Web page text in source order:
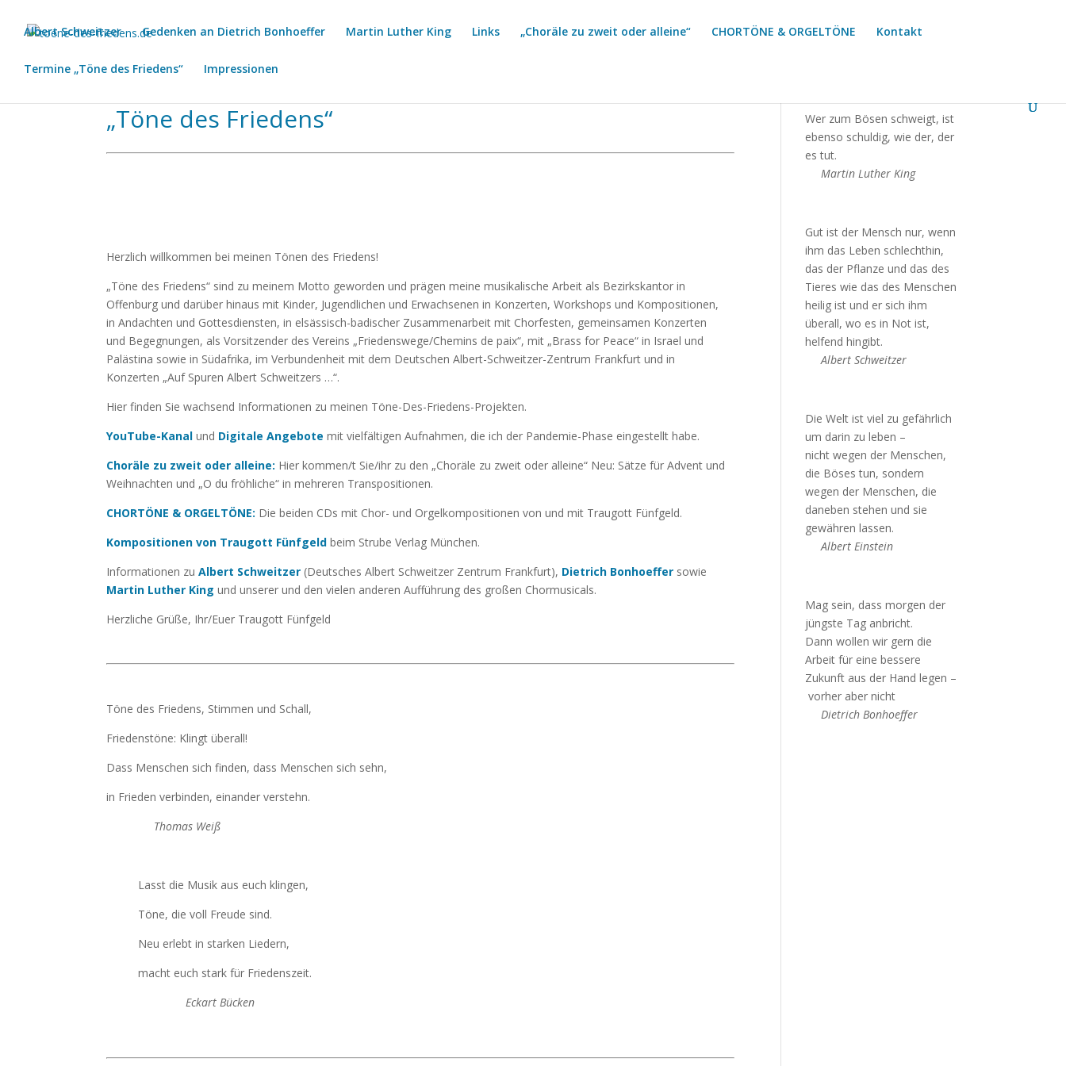
Albert Schweitzer Gedenken an Dietrich Bonhoeffer Martin Luther King Links „Choräle zu zweit oder alleine“ CHORTÖNE & ORGELTÖNE Kontakt
Termine „Töne des Friedens“ Impressionen
„Töne des Friedens“
Herzlich willkommen bei meinen Tönen des Friedens!
„Töne des Friedens“ sind zu meinem Motto geworden und prägen meine musikalische Arbeit als Bezirkskantor in
Offenburg und darüber hinaus mit Kinder, Jugendlichen und Erwachsenen in Konzerten, Workshops und Kompositionen,
in Andachten und Gottesdiensten, in elsässisch-badischer Zusammenarbeit mit Chorfesten, gemeinsamen Konzerten
und Begegnungen, als Vorsitzender des Vereins „Friedenswege/Chemins de paix“, mit „Brass for Peace“ in Israel und
Palästina sowie in Südafrika, im Verbundenheit mit dem Deutschen Albert-Schweitzer-Zentrum Frankfurt und in
Konzerten „Auf Spuren Albert Schweitzers …“.
Hier finden Sie wachsend Informationen zu meinen Töne-Des-Friedens-Projekten.
YouTube-Kanalund Digitale Angebote mit vielfältigen Aufnahmen, die ich der Pandemie-Phase eingestellt habe.
Choräle zu zweit oder alleine: Hier kommen/t Sie/ihr zu den „Choräle zu zweit oder alleine“ Neu: Sätze für Advent und
Weihnachten und „O du fröhliche“ in mehreren Transpositionen.
CHORTÖNE & ORGELTÖNE: Die beiden CDs mit Chor- und Orgelkompositionen von und mit Traugott Fünfgeld.
Kompositionen von Traugott Fünfgeld beim Strube Verlag München.
Informationen zuAlbert Schweitzer (Deutsches Albert Schweitzer Zentrum Frankfurt), Dietrich Bonhoeffer sowie
Martin Luther King und unserer und den vielen anderen Aufführung des großen Chormusicals.
Herzliche Grüße, Ihr/Euer Traugott Fünfgeld
Töne des Friedens, Stimmen und Schall,
Friedenstöne: Klingt überall!
Dass Menschen sich finden, dass Menschen sich sehn,
in Frieden verbinden, einander verstehn.
Thomas Weiß
Lasst die Musik aus euch klingen,
Töne, die voll Freude sind.
Neu erlebt in starken Liedern,
macht euch stark für Friedenszeit.
Eckart Bücken
Wer zum Bösen schweigt, ist
ebenso schuldig, wie der, der
es tut.
Martin Luther King
Gut ist der Mensch nur, wenn
ihm das Leben schlechthin,
das der Pflanze und das des
Tieres wie das des Menschen
heilig ist und er sich ihm
überall, wo es in Not ist,
helfend hingibt.
Albert Schweitzer
Die Welt ist viel zu gefährlich
um darin zu leben –
nicht wegen der Menschen,
die Böses tun, sondern
wegen der Menschen, die
daneben stehen und sie
gewähren lassen.
Albert Einstein
Mag sein, dass morgen der
jüngste Tag anbricht.
Dann wollen wir gern die
Arbeit für eine bessere
Zukunft aus der Hand legen –
vorher aber nicht
Dietrich Bonhoeffer